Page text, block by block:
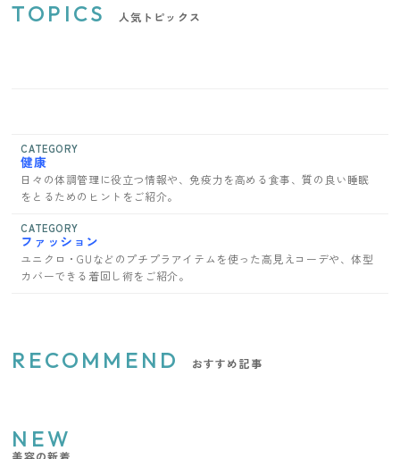
TOPICS 人気トピックス
CATEGORY
健康
日々の体調管理に役立つ情報や、免疫力を高める食事、質の良い睡眠
をとるためのヒントをご紹介。
CATEGORY
ファッション
ユニクロ・GUなどのプチプラアイテムを使った高見えコーデや、体型
カバーできる着回し術をご紹介。
RECOMMEND おすすめ記事
NEW
美容の新着